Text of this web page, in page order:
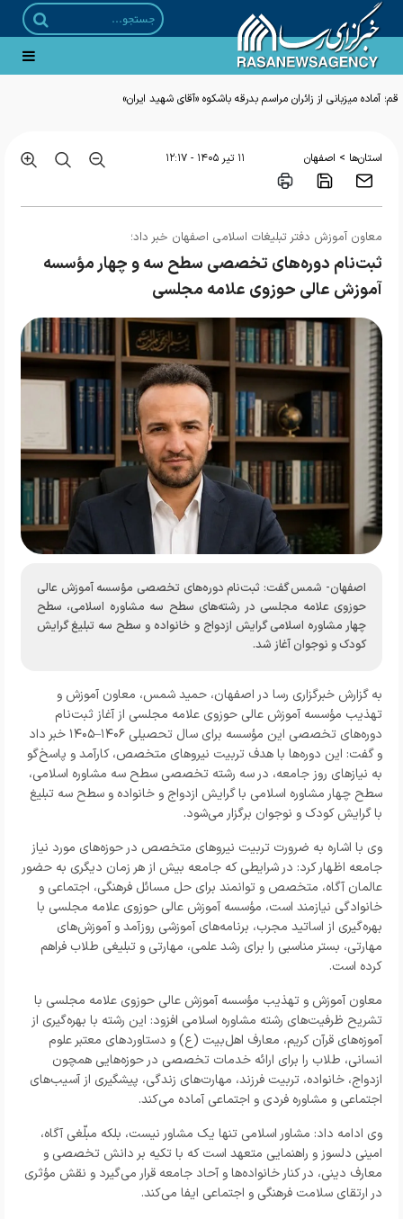
قم؛ آماده میزبانی از زائران مراسم بدرقه باشکوه «آقای شهید ایران»
استان‌ها > اصفهان ۱۱ تير ۱۴۰۵ - ۱۲:۱۷
معاون آموزش دفتر تبلیغات اسلامی اصفهان خبر داد؛
ثبت‌نام دوره‌های تخصصی سطح سه و چهار مؤسسه
آموزش عالی حوزوی علامه مجلسی
اصفهان- شمس گفت: ثبت‌نام دوره‌های تخصصی مؤسسه آموزش عالی
حوزوی علامه مجلسی در رشته‌های سطح سه مشاوره اسلامی، سطح
چهار مشاوره اسلامی گرایش ازدواج و خانواده و سطح سه تبلیغ گرایش
کودک و نوجوان آغاز شد.
به گزارش خبرگزاری رسا در اصفهان، حمید شمس، معاون آموزش و
تهذیب مؤسسه آموزش عالی حوزوی علامه مجلسی از آغاز ثبت‌نام
دوره‌های تخصصی این مؤسسه برای سال تحصیلی ۱۴۰۶–۱۴۰۵ خبر داد
و گفت: این دوره‌ها با هدف تربیت نیروهای متخصص، کارآمد و پاسخ‌گو
به نیازهای روز جامعه، در سه رشته تخصصی سطح سه مشاوره اسلامی،
سطح چهار مشاوره اسلامی با گرایش ازدواج و خانواده و سطح سه تبلیغ
با گرایش کودک و نوجوان برگزار می‌شود.
وی با اشاره به ضرورت تربیت نیروهای متخصص در حوزه‌های مورد نیاز
جامعه اظهار کرد: در شرایطی که جامعه بیش از هر زمان دیگری به حضور
عالمان آگاه، متخصص و توانمند برای حل مسائل فرهنگی، اجتماعی و
خانوادگی نیازمند است، مؤسسه آموزش عالی حوزوی علامه مجلسی با
بهره‌گیری از اساتید مجرب، برنامه‌های آموزشی روزآمد و آموزش‌های
مهارتی، بستر مناسبی را برای رشد علمی، مهارتی و تبلیغی طلاب فراهم
کرده است.
معاون آموزش و تهذیب مؤسسه آموزش عالی حوزوی علامه مجلسی با
تشریح ظرفیت‌های رشته مشاوره اسلامی افزود: این رشته با بهره‌گیری از
آموزه‌های قرآن کریم، معارف اهل‌بیت (ع) و دستاوردهای معتبر علوم
انسانی، طلاب را برای ارائه خدمات تخصصی در حوزه‌هایی همچون
ازدواج، خانواده، تربیت فرزند، مهارت‌های زندگی، پیشگیری از آسیب‌های
اجتماعی و مشاوره فردی و اجتماعی آماده می‌کند.
وی ادامه داد: مشاور اسلامی تنها یک مشاور نیست، بلکه مبلّغی آگاه،
امینی دلسوز و راهنمایی متعهد است که با تکیه بر دانش تخصصی و
معارف دینی، در کنار خانواده‌ها و آحاد جامعه قرار می‌گیرد و نقش مؤثری
در ارتقای سلامت فرهنگی و اجتماعی ایفا می‌کند.